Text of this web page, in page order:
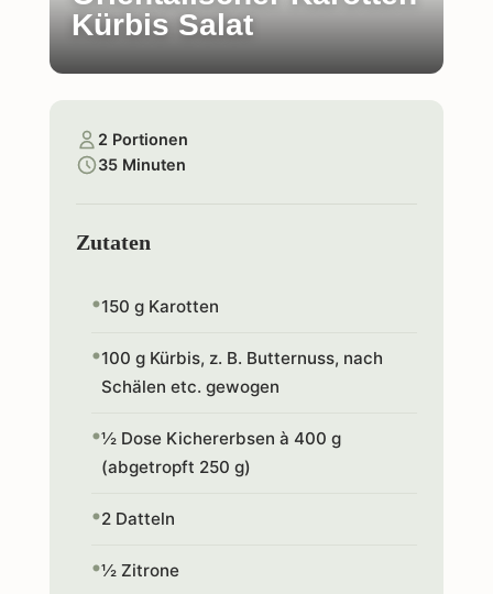
Kürbis Salat
2 Portionen
35 Minuten
Zutaten
150 g Karotten
100 g Kürbis, z. B. Butternuss, nach
Schälen etc. gewogen
½ Dose Kichererbsen à 400 g
(abgetropft 250 g)
2 Datteln
½ Zitrone